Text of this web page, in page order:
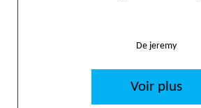
De jeremy
Voir plus